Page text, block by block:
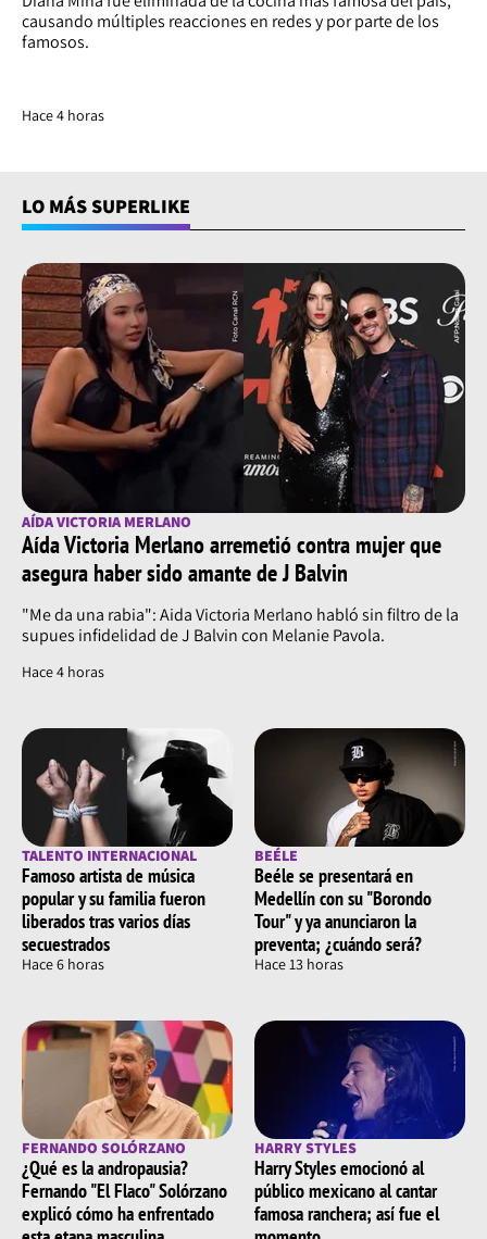
causando múltiples reacciones en redes y por parte de los
famosos.
Hace 4 horas
LO MÁS SUPERLIKE
AÍDA VICTORIA MERLANO
Aída Victoria Merlano arremetió contra mujer que
asegura haber sido amante de J Balvin
"Me da una rabia": Aida Victoria Merlano habló sin filtro de la
supues infidelidad de J Balvin con Melanie Pavola.
Hace 4 horas
TALENTO INTERNACIONAL
Famoso artista de música
popular y su familia fueron
liberados tras varios días
secuestrados
Hace 6 horas
BEÉLE
Beéle se presentará en
Medellín con su "Borondo
Tour" y ya anunciaron la
preventa; ¿cuándo será?
Hace 13 horas
FERNANDO SOLÓRZANO
¿Qué es la andropausia?
Fernando "El Flaco" Solórzano
explicó cómo ha enfrentado
HARRY STYLES
Harry Styles emocionó al
público mexicano al cantar
famosa ranchera; así fue el